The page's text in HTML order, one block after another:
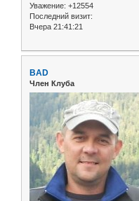
Уважение: +12554
Последний визит:
Вчера 21:41:21
BAD
Член Клуба